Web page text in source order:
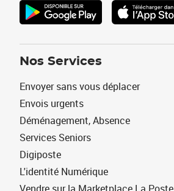
Nos Services
Envoyer sans vous déplacer
Envois urgents
Déménagement, Absence
Services Seniors
Digiposte
L'identité Numérique